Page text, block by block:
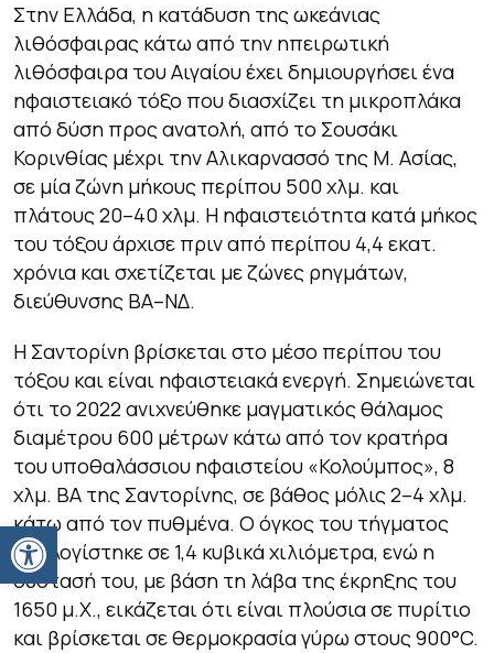
Ανοίξτε τη γραμμή εργαλείων
Στην Ελλάδα, η κατάδυση της ωκεάνιας
λιθόσφαιρας κάτω από την ηπειρωτική
λιθόσφαιρα του Αιγαίου έχει δημιουργήσει ένα
ηφαιστειακό τόξο που διασχίζει τη μικροπλάκα
από δύση προς ανατολή, από το Σουσάκι
Κορινθίας μέχρι την Αλικαρνασσό της Μ. Ασίας,
σε μία ζώνη μήκους περίπου 500 χλμ. και
πλάτους 20–40 χλμ. Η ηφαιστειότητα κατά μήκος
του τόξου άρχισε πριν από περίπου 4,4 εκατ.
χρόνια και σχετίζεται με ζώνες ρηγμάτων,
διεύθυνσης ΒΑ–ΝΔ.
Η Σαντορίνη βρίσκεται στο μέσο περίπου του
τόξου και είναι ηφαιστειακά ενεργή. Σημειώνεται
ότι το 2022 ανιχνεύθηκε μαγματικός θάλαμος
διαμέτρου 600 μέτρων κάτω από τον κρατήρα
του υποθαλάσσιου ηφαιστείου «Κολούμπος», 8
χλμ. ΒΑ της Σαντορίνης, σε βάθος μόλις 2–4 χλμ.
κάτω από τον πυθμένα. Ο όγκος του τήγματος
υπολογίστηκε σε 1,4 κυβικά χιλιόμετρα, ενώ η
σύστασή του, με βάση τη λάβα της έκρηξης του
1650 μ.Χ., εικάζεται ότι είναι πλούσια σε πυρίτιο
και βρίσκεται σε θερμοκρασία γύρω στους 900°C.